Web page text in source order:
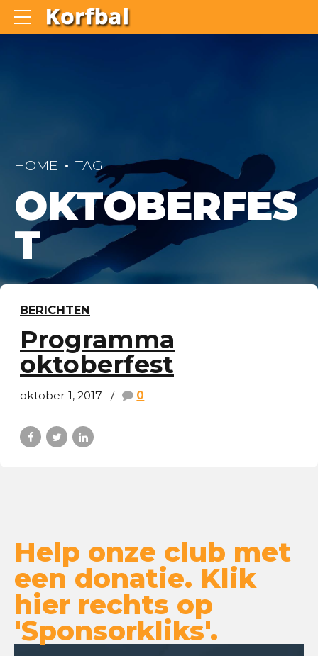
HOME TAG
OKTOBERFES
T
BERICHTEN
Programma
oktoberfest
oktober 1, 2017 0
Help onze club met
een donatie. Klik
hier rechts op
'Sponsorkliks'.